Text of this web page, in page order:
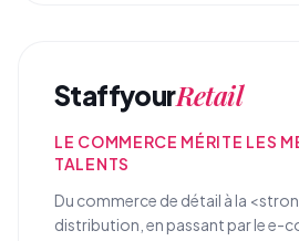
StaffyourRetail
LE COMMERCE MÉRITE LES
TALENTS
Du commerce de détail à la
distribution, en passant par le e-